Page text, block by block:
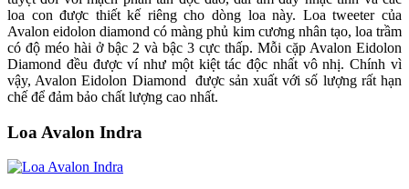
loa con được thiết kế riêng cho dòng loa này. Loa tweeter của
Avalon eidolon diamond có màng phủ kim cương nhân tạo, loa trầm
có độ méo hài ở bậc 2 và bậc 3 cực thấp. Mỗi cặp Avalon Eidolon
Diamond đều được ví như một kiệt tác độc nhất vô nhị. Chính vì
vậy, Avalon Eidolon Diamond được sản xuất với số lượng rất hạn
chế để đảm bảo chất lượng cao nhất.
Loa Avalon Indra